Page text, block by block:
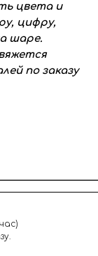
цвета и
цифру,
шаре.
по заказу